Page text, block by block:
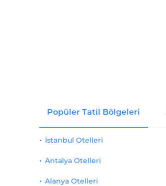
Popüler Tatil Bölgeleri
İstanbul Otelleri
Antalya Otelleri
Alanya Otelleri